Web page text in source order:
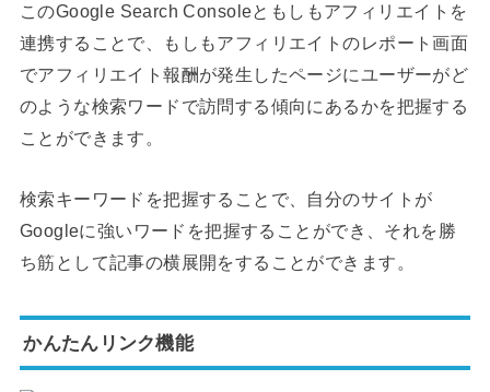
このGoogle Search Consoleともしもアフィリエイトを
連携することで、もしもアフィリエイトのレポート画面
でアフィリエイト報酬が発生したページにユーザーがど
のような検索ワードで訪問する傾向にあるかを把握する
ことができます。
検索キーワードを把握することで、自分のサイトが
Googleに強いワードを把握することができ、それを勝
ち筋として記事の横展開をすることができます。
かんたんリンク機能